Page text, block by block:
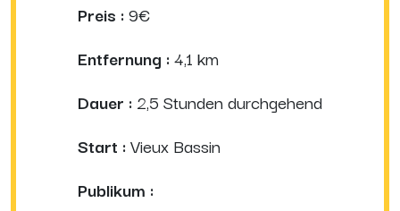
Preis :9€
Entfernung :4,1 km
Dauer : 2,5 Stunden durchgehend
Start :Vieux Bassin
Publikum :